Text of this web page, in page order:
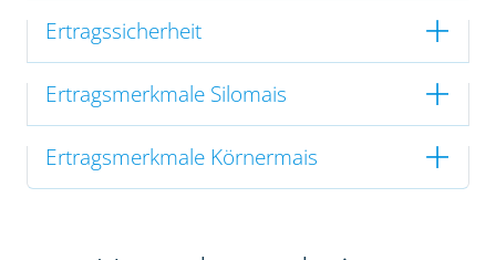
Ertragssicherheit
Ertragsmerkmale Silomais
Ertragsmerkmale Körnermais